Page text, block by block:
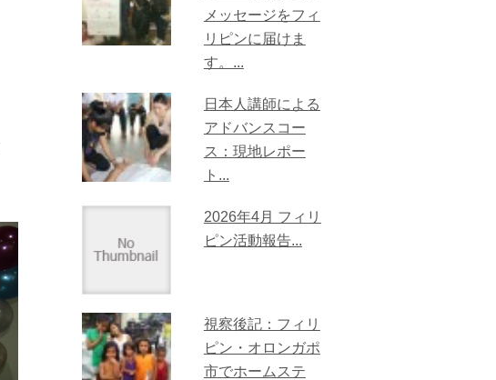
メッセージをフィ
リピンに届けま
す。...
日本人講師による
アドバンスコー
ス：現地レポー
ト...
2026年4月 フィリ
ピン活動報告...
視察後記：フィリ
ピン・オロンガポ
市でホームステ